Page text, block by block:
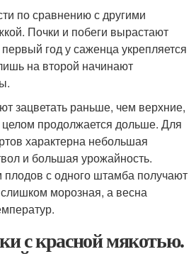
по сравнению с другими
Почки и побеги вырастают
год у саженца укрепляется
на второй начинают
зацветать раньше, чем верхние,
целом продолжается дольше. Для
характерна небольшая
и большая урожайность.
с одного штамба получают
морозная, а весна
с красной мякотью.